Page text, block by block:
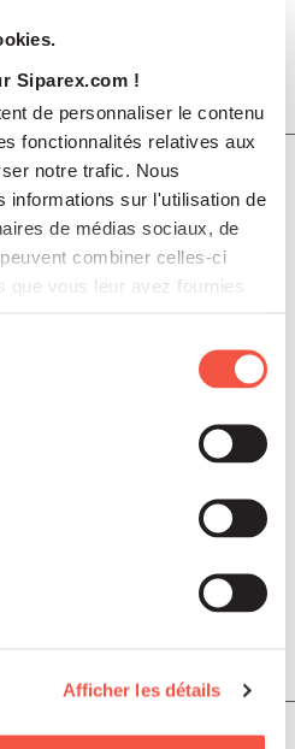
Siparex.com !
de personnaliser le contenu
fonctionnalités relatives aux
notre trafic. Nous
informations sur l'utilisation de
de médias sociaux, de
combiner celles-ci
que vous leur avez fournies
Afficher les détails
2025